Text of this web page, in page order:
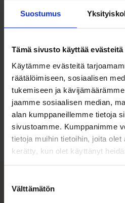
Suostumus
Tämä sivusto käyttää evästeitä
Käytämme evästeitä
räätälöimiseen, sosiaalisen
tukemiseen ja
jaamme sosiaalisen median,
alan kumppaneillemme tietoja
sivustoamme. Kumppanimme
tietoja muihin tietoihin, joita olet
kerätty, kun olet käyttänyt
valinta
Välttämätön
Ohjeita
koon
Tutustu myös